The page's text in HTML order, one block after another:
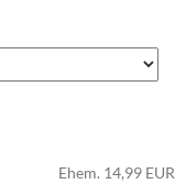
Ehem. 14,99 EUR